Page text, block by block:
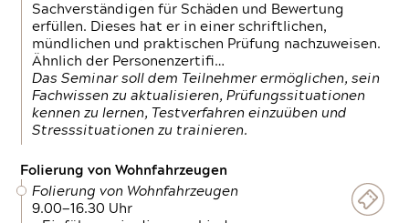
Sachverständigen für Schäden und Bewertung
erfüllen. Dieses hat er in einer schriftlichen,
mündlichen und praktischen Prüfung nachzuweisen.
Ähnlich der Personenzertifi…
Das Seminar soll dem Teilnehmer ermöglichen, sein
Fachwissen zu aktualisieren, Prüfungssituationen
kennen zu lernen, Testverfahren einzuüben und
Stresssituationen zu trainieren.
Folierung von Wohnfahrzeugen
Folierung von Wohnfahrzeugen
9.00—16.30 Uhr